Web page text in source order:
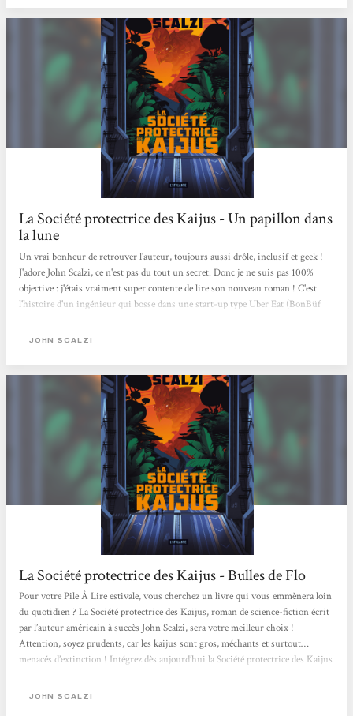
La Société protectrice des Kaijus - Un papillon dans
la lune
Un vrai bonheur de retrouver l'auteur, toujours aussi drôle, inclusif et geek !
J'adore John Scalzi, ce n'est pas du tout un secret. Donc je ne suis pas 100%
objective : j'étais vraiment super contente de lire son nouveau roman ! C'est
l'histoire d'un ingénieur qui bosse dans une start-up type Uber Eat (BonBüf
faire virer comme un malpropre, mais trop sympa son boss va lui proposer de
histoire de payer le loyer. Grand bien lui en prend, cela lui permet de
rencontrer un client qui va lui proposer de travailler...
JOHN SCALZI
La Société protectrice des Kaijus - Bulles de Flo
Pour votre Pile À Lire estivale, vous cherchez un livre qui vous emmènera loin
du quotidien ? La Société protectrice des Kaijus, roman de science-fiction écrit
par l’auteur américain à succès John Scalzi, sera votre meilleur choix !
Attention, soyez prudents, car les kaijus sont gros, méchants et surtout…
menacés d’extinction ! Intégrez dès aujourd’hui la Société protectrice des Kaijus
« science-fiction », à tort certainement, c’est avec curiosité...
JOHN SCALZI